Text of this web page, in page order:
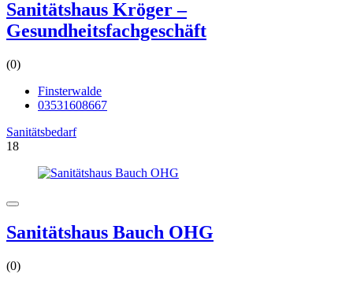
Sanitätshaus Kröger –
Gesundheitsfachgeschäft
(0)
Finsterwalde
03531608667
Sanitätsbedarf
18
Sanitätshaus Bauch OHG
(0)